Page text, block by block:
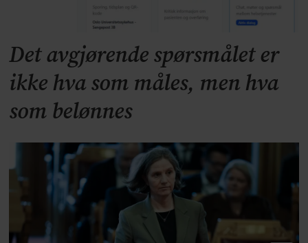
Det avgjørende spørsmålet er
ikke hva som måles, men hva
som belønnes